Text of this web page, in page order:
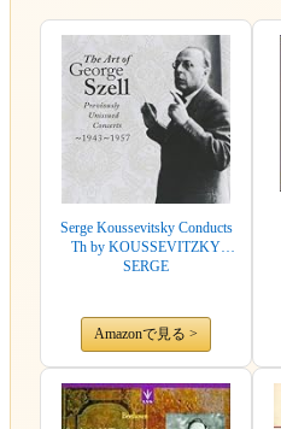
Serge Koussevitsky Conducts
Th by KOUSSEVITZKY
SERGE
Amazonで見る >